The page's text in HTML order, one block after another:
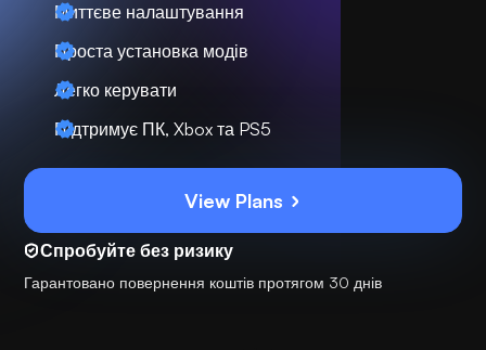
Миттєве налаштування
Проста установка модів
Легко керувати
Підтримує ПК, Xbox та PS5
View Plans
Спробуйте без ризику
Гарантовано повернення коштів протягом 30 днів